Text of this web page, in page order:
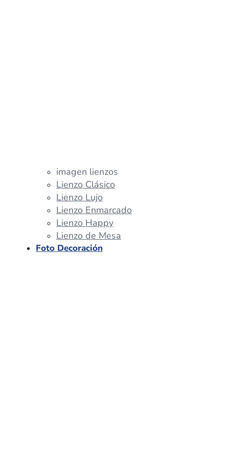
imagen lienzos
Lienzo Clásico
Lienzo Lujo
Lienzo Enmarcado
Lienzo Happy
Lienzo de Mesa
Foto Decoración